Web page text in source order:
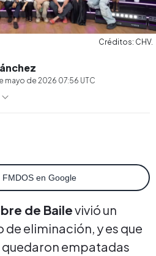
Créditos: CHV.
mayo de 2026 07:56 UTC
FMDOS en Google
de Bailevivió un
eliminación, y es que
empatadas